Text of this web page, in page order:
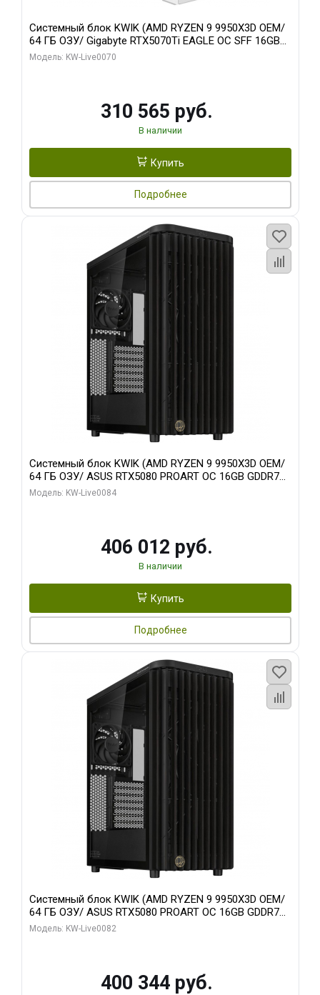
Системный блок KWIK (AMD RYZEN 9 9950X3D OEM/
64 ГБ ОЗУ/ Gigabyte RTX5070Ti EAGLE OC SFF 16GB
GDDR7 256bit 3x/ 512 ГБ SSD)
Модель: KW-Live0070
310 565 руб.
В наличии
Купить
Подробнее
Системный блок KWIK (AMD RYZEN 9 9950X3D OEM/
64 ГБ ОЗУ/ ASUS RTX5080 PROART OC 16GB GDDR7
256bit Type-C DP 2/ 960 ГБ SSD)
Модель: KW-Live0084
406 012 руб.
В наличии
Купить
Подробнее
Системный блок KWIK (AMD RYZEN 9 9950X3D OEM/
64 ГБ ОЗУ/ ASUS RTX5080 PROART OC 16GB GDDR7
256bit Type-C DP 2/ 512 ГБ SSD)
Модель: KW-Live0082
400 344 руб.